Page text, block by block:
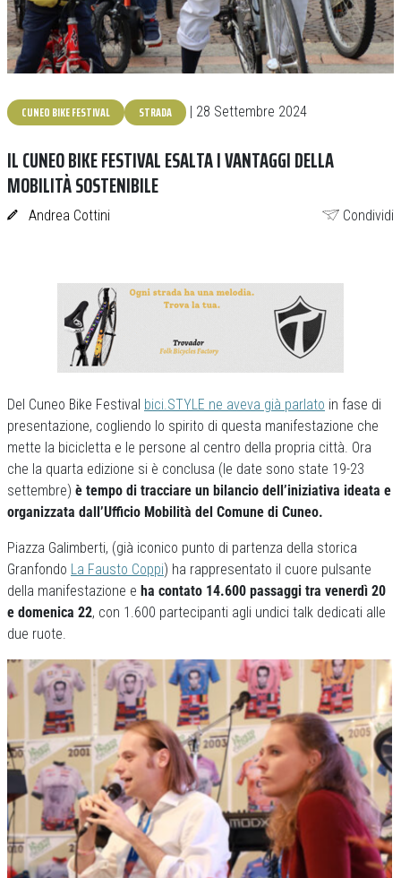
CUNEO BIKE FESTIVAL STRADA | 28 Settembre 2024
IL CUNEO BIKE FESTIVAL ESALTA I VANTAGGI DELLA
MOBILITÀ SOSTENIBILE
Andrea Cottini Condividi
Del Cuneo Bike Festival bici.STYLE ne aveva già parlato in fase di
presentazione, cogliendo lo spirito di questa manifestazione che
mette la bicicletta e le persone al centro della propria città. Ora
che la quarta edizione si è conclusa (le date sono state 19-23
settembre) è tempo di tracciare un bilancio dell’iniziativa ideata e
organizzata dall’Ufficio Mobilità del Comune di Cuneo.
Piazza Galimberti, (già iconico punto di partenza della storica
Granfondo La Fausto Coppi) ha rappresentato il cuore pulsante
della manifestazione e ha contato 14.600 passaggi tra venerdì 20
e domenica 22, con 1.600 partecipanti agli undici talk dedicati alle
due ruote.